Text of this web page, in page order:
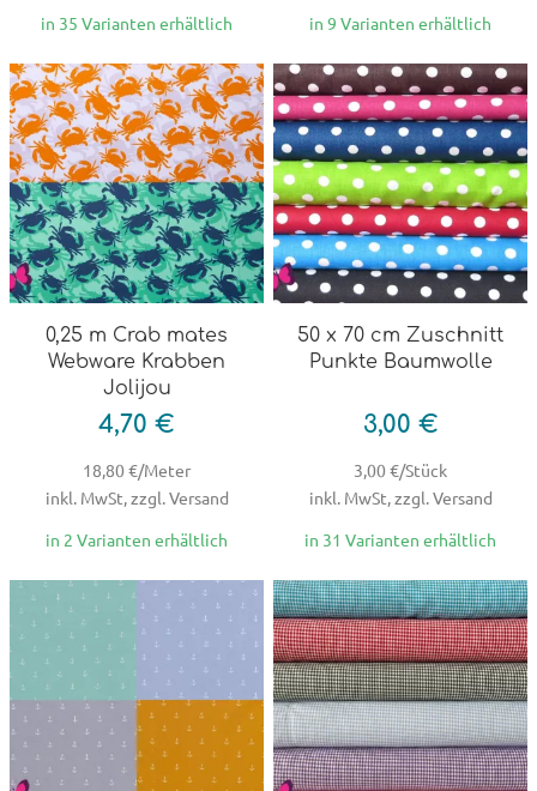
in 35 Varianten erhältlich
in 9 Varianten erhältlich
0,25 m Crab mates
Webware Krabben
Jolijou
4,70 €
18,80 €/Meter
inkl. MwSt, zzgl. Versand
in 2 Varianten erhältlich
50 x 70 cm Zuschnitt
Punkte Baumwolle
3,00 €
3,00 €/Stück
inkl. MwSt, zzgl. Versand
in 31 Varianten erhältlich